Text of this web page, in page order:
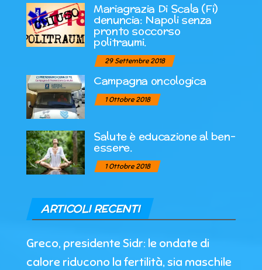
Mariagrazia Di Scala (Fi)
denuncia: Napoli senza
pronto soccorso
politraumi.
29 Settembre 2018
Campagna oncologica
1 Ottobre 2018
Salute è educazione al ben-
essere.
1 Ottobre 2018
ARTICOLI RECENTI
Greco, presidente Sidr: le ondate di
calore riducono la fertilità, sia maschile